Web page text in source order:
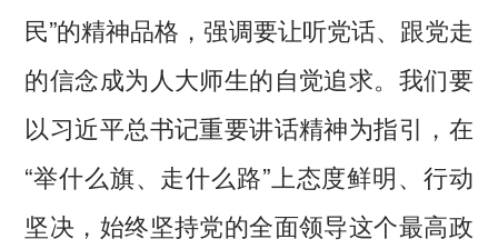
民”的精神品格，强调要让听党话、跟党走
的信念成为人大师生的自觉追求。我们要
以习近平总书记重要讲话精神为指引，在
“举什么旗、走什么路”上态度鲜明、行动
坚决，始终坚持党的全面领导这个最高政